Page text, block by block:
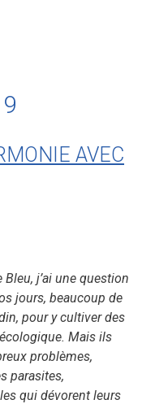
AVEC
Bleu, j’ai une question
jours, beaucoup de
pour y cultiver des
Mais ils
problèmes,
parasites,
qui dévorent leurs